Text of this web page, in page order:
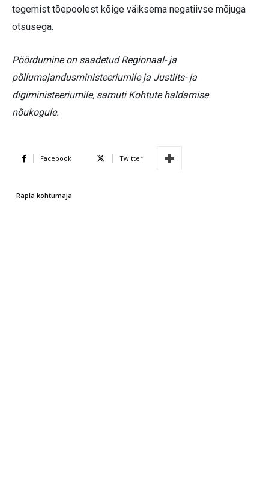
tegemist tõepoolest kõige väiksema negatiivse mõjuga
otsusega.
Pöördumine on saadetud Regionaal- ja
põllumajandusministeeriumile ja Justiits- ja
digiministeeriumile, samuti Kohtute haldamise
nõukogule.
Facebook Twitter
Rapla kohtumaja